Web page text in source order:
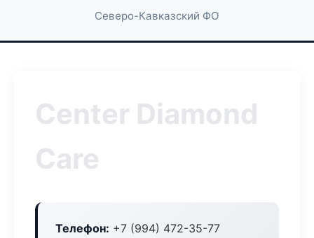
Северо-Кавказский ФО
Center Diamond
Care
Телефон: +7 (994) 472-35-77